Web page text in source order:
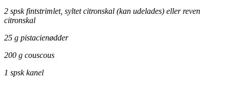
2 spsk fintstrimlet, syltet citronskal (kan udelades) eller reven
citronskal
25 g pistacienødder
200 g couscous
1 spsk kanel